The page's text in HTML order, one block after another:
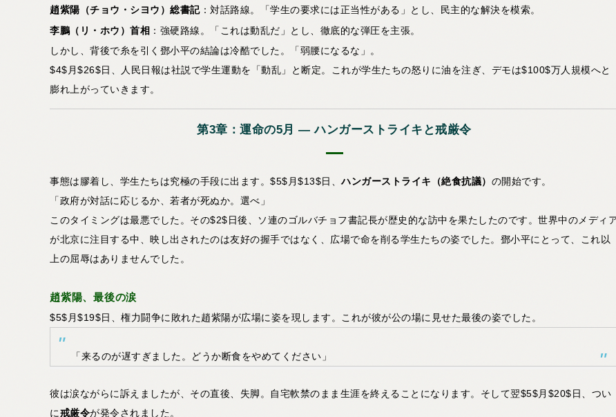
趙紫陽（チョウ・シヨウ）総書記：対話路線。「学生の要求には正当性がある」とし、民主的な解決を模索。
李鵬（リ・ホウ）首相 ：強硬路線。「これは動乱だ」とし、徹底的な弾圧を主張。
しかし、背後で糸を引く鄧小平の結論は冷酷でした。「弱腰になるな」。
$4$月$26$日、人民日報は社説で学生運動を「動乱」と断定。これが学生たちの怒りに油を注ぎ、デモは$100$万人規模へと
膨れ上がっていきます。
第3章：運命の5月 ― ハンガーストライキと戒厳令
事態は膠着し、学生たちは究極の手段に出ます。$5$月$13$日、ハンガーストライキ（絶食抗議） の開始です。
「政府が対話に応じるか、若者が死ぬか。選べ」
このタイミングは最悪でした。その$2$日後、ソ連のゴルバチョフ書記長が歴史的な訪中を果たしたのです。世界中のメディ
が北京に注目する中、映し出されたのは友好の握手ではなく、広場で命を削る学生たちの姿でした。鄧小平にとって、これ以
上の屈辱はありませんでした。
趙紫陽、最後の涙
$5$月$19$日、権力闘争に敗れた趙紫陽が広場に姿を現します。これが彼が公の場に見せた最後の姿でした。
「来るのが遅すぎました。どうか断食をやめてください」
彼は涙ながらに訴えましたが、その直後、失脚。自宅軟禁のまま生涯を終えることになります。そして翌$5$月$20$日、つい
に戒厳令が発令されました。